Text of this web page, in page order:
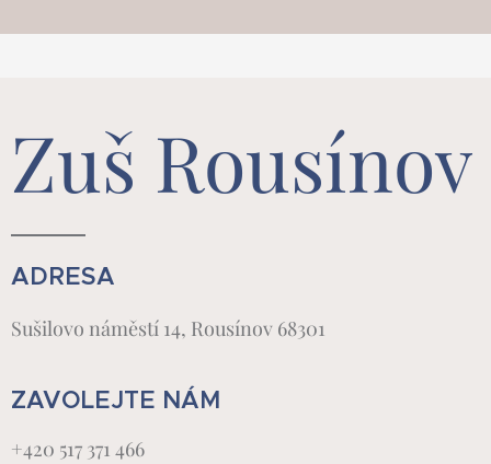
Zuš Rousínov
ADRESA
Sušilovo náměstí 14, Rousínov 68301
ZAVOLEJTE NÁM
+420 517 371 466